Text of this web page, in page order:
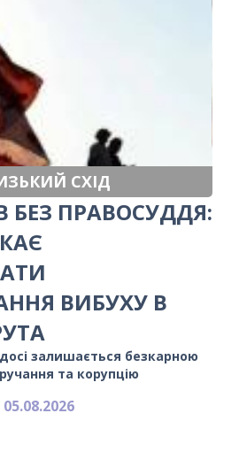
СХІД
БЕЗ ПРАВОСУДДЯ:
ВИБУХУ В
залишається безкарною
та корупцію
05.08.2026